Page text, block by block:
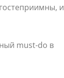
и
must-do в